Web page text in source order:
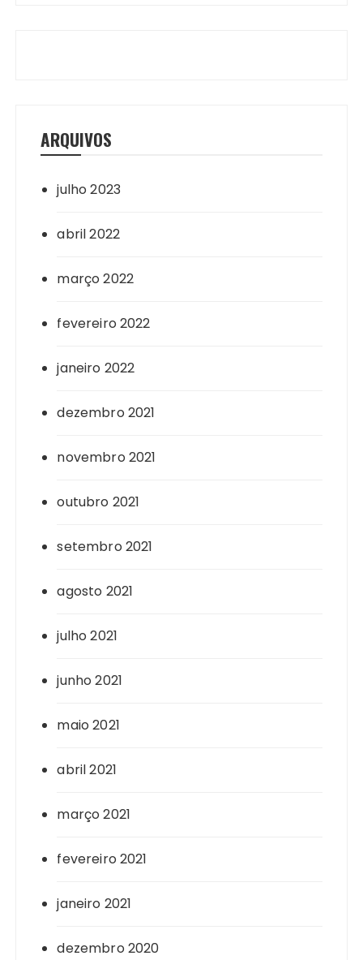
ARQUIVOS
julho 2023
abril 2022
março 2022
fevereiro 2022
janeiro 2022
dezembro 2021
novembro 2021
outubro 2021
setembro 2021
agosto 2021
julho 2021
junho 2021
maio 2021
abril 2021
março 2021
fevereiro 2021
janeiro 2021
dezembro 2020